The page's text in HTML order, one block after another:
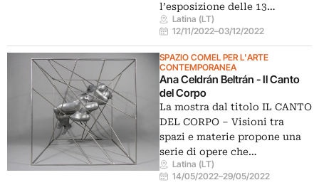
l’esposizione delle 13…
Latina (LT)
12/11/2022–03/12/2022
SPAZIO COMEL PER L'ARTE
CONTEMPORANEA
Ana Celdrán Beltrán - Il Canto
del Corpo
La mostra dal titolo IL CANTO
DEL CORPO – Visioni tra
spazi e materie propone una
serie di opere che…
Latina (LT)
14/05/2022–29/05/2022